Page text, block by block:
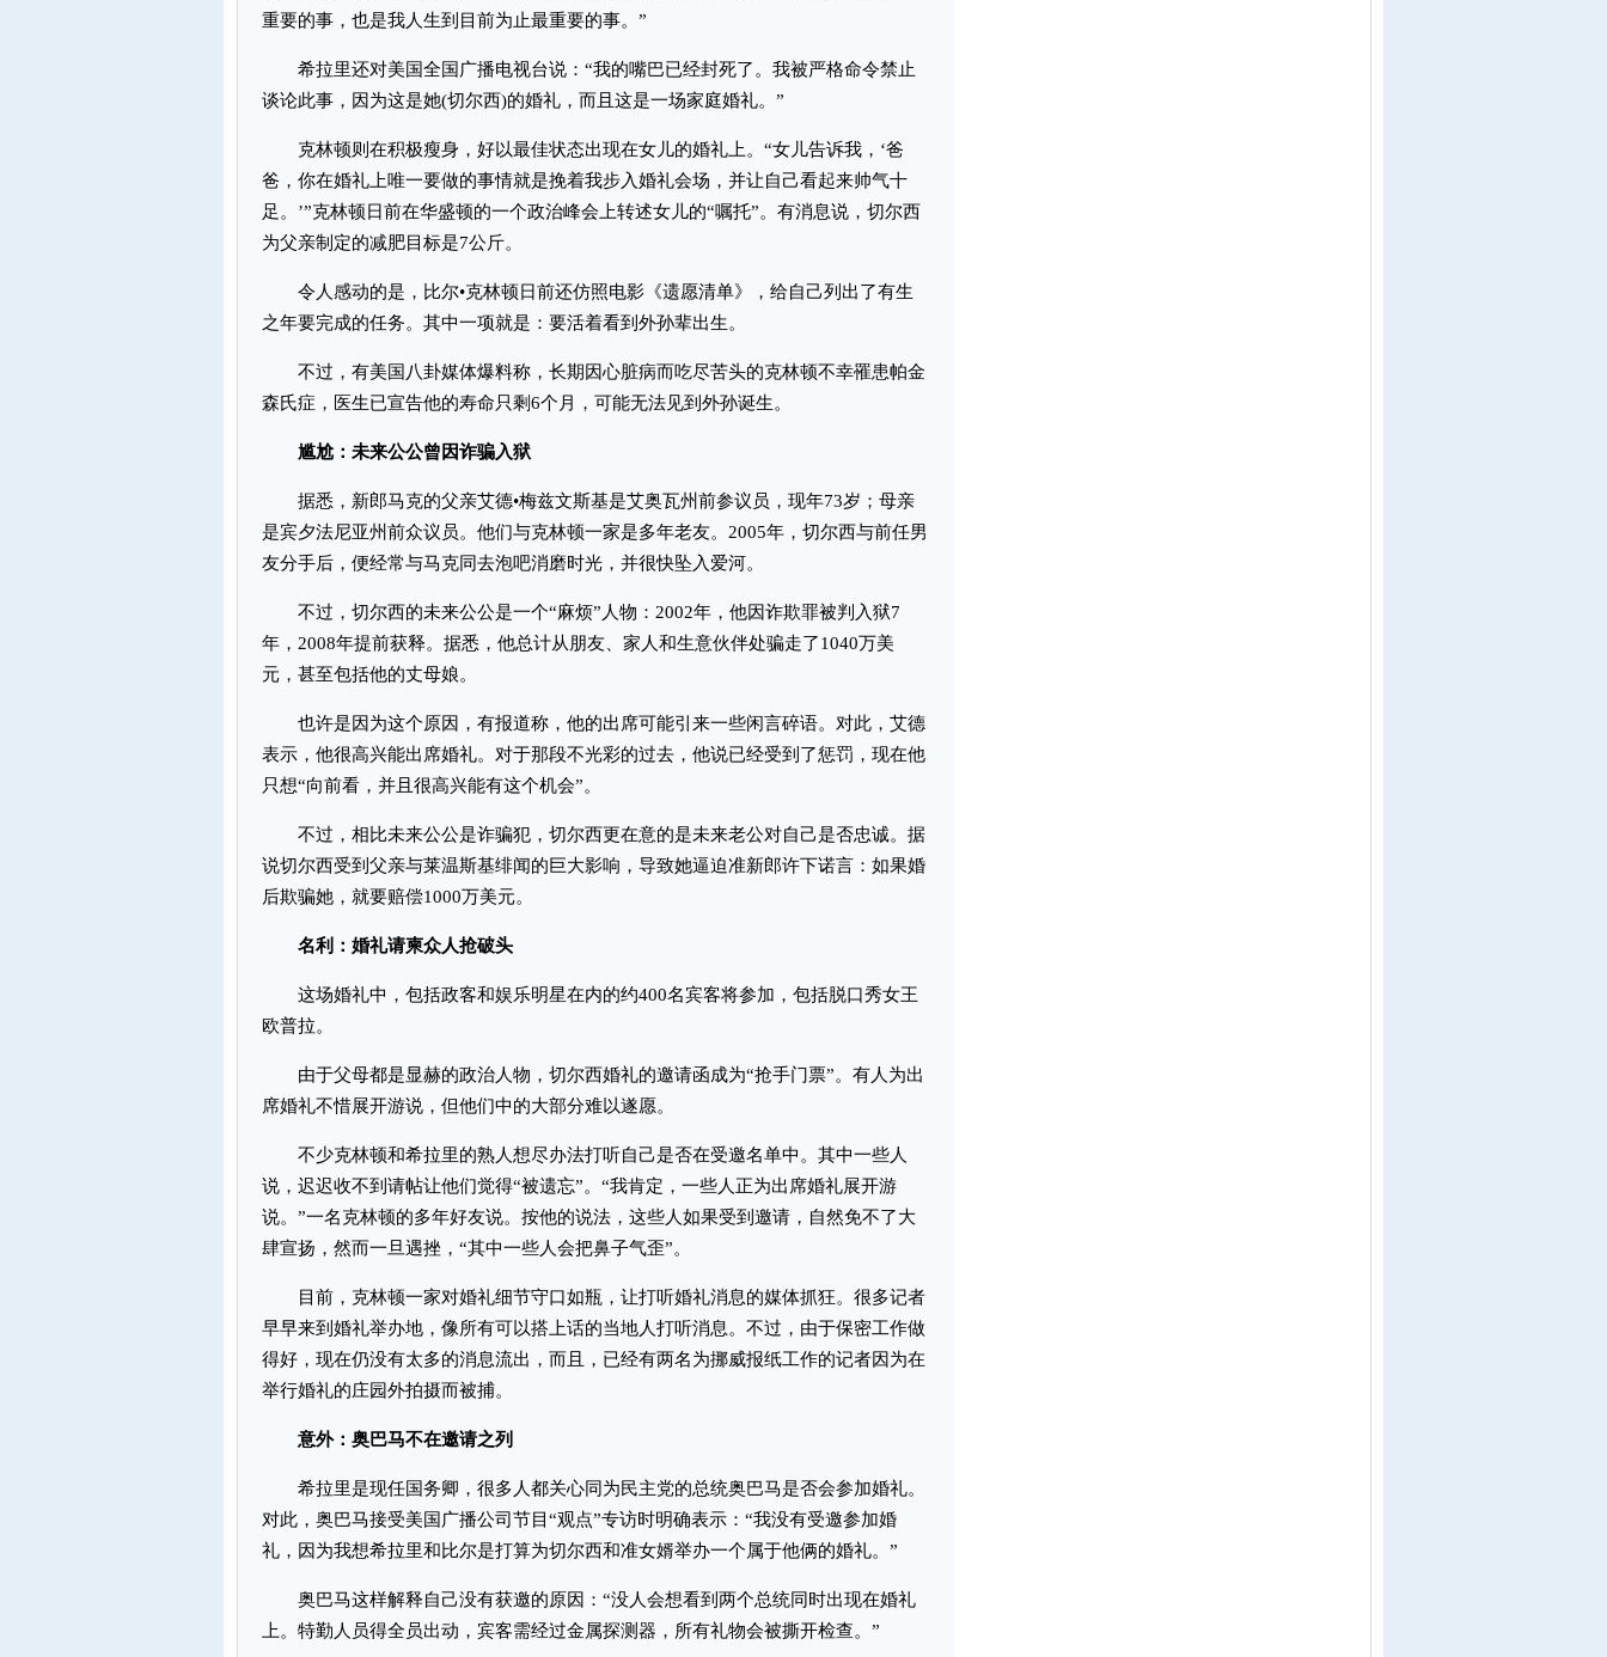
重要的事，也是我人生到目前为止最重要的事。”
希拉里还对美国全国广播电视台说：“我的嘴巴已经封死了。我被严格命令禁止
谈论此事，因为这是她(切尔西)的婚礼，而且这是一场家庭婚礼。”
克林顿则在积极瘦身，好以最佳状态出现在女儿的婚礼上。“女儿告诉我，‘爸
爸，你在婚礼上唯一要做的事情就是挽着我步入婚礼会场，并让自己看起来帅气十
足。’”克林顿日前在华盛顿的一个政治峰会上转述女儿的“嘱托”。有消息说，切尔西
为父亲制定的减肥目标是7公斤。
令人感动的是，比尔•克林顿日前还仿照电影《遗愿清单》，给自己列出了有生
之年要完成的任务。其中一项就是：要活着看到外孙辈出生。
不过，有美国八卦媒体爆料称，长期因心脏病而吃尽苦头的克林顿不幸罹患帕金
森氏症，医生已宣告他的寿命只剩6个月，可能无法见到外孙诞生。
尴尬：未来公公曾因诈骗入狱
据悉，新郎马克的父亲艾德•梅兹文斯基是艾奥瓦州前参议员，现年73岁；母亲
是宾夕法尼亚州前众议员。他们与克林顿一家是多年老友。2005年，切尔西与前任男
友分手后，便经常与马克同去泡吧消磨时光，并很快坠入爱河。
不过，切尔西的未来公公是一个“麻烦”人物：2002年，他因诈欺罪被判入狱7
年，2008年提前获释。据悉，他总计从朋友、家人和生意伙伴处骗走了1040万美
元，甚至包括他的丈母娘。
也许是因为这个原因，有报道称，他的出席可能引来一些闲言碎语。对此，艾德
表示，他很高兴能出席婚礼。对于那段不光彩的过去，他说已经受到了惩罚，现在他
只想“向前看，并且很高兴能有这个机会”。
不过，相比未来公公是诈骗犯，切尔西更在意的是未来老公对自己是否忠诚。据
说切尔西受到父亲与莱温斯基绯闻的巨大影响，导致她逼迫准新郎许下诺言：如果婚
后欺骗她，就要赔偿1000万美元。
名利：婚礼请柬众人抢破头
这场婚礼中，包括政客和娱乐明星在内的约400名宾客将参加，包括脱口秀女王
欧普拉。
由于父母都是显赫的政治人物，切尔西婚礼的邀请函成为“抢手门票”。有人为出
席婚礼不惜展开游说，但他们中的大部分难以遂愿。
不少克林顿和希拉里的熟人想尽办法打听自己是否在受邀名单中。其中一些人
说，迟迟收不到请帖让他们觉得“被遗忘”。“我肯定，一些人正为出席婚礼展开游
说。”一名克林顿的多年好友说。按他的说法，这些人如果受到邀请，自然免不了大
肆宣扬，然而一旦遇挫，“其中一些人会把鼻子气歪”。
目前，克林顿一家对婚礼细节守口如瓶，让打听婚礼消息的媒体抓狂。很多记者
早早来到婚礼举办地，像所有可以搭上话的当地人打听消息。不过，由于保密工作做
得好，现在仍没有太多的消息流出，而且，已经有两名为挪威报纸工作的记者因为在
举行婚礼的庄园外拍摄而被捕。
意外：奥巴马不在邀请之列
希拉里是现任国务卿，很多人都关心同为民主党的总统奥巴马是否会参加婚礼。
对此，奥巴马接受美国广播公司节目“观点”专访时明确表示：“我没有受邀参加婚
礼，因为我想希拉里和比尔是打算为切尔西和准女婿举办一个属于他俩的婚礼。”
奥巴马这样解释自己没有获邀的原因：“没人会想看到两个总统同时出现在婚礼
上。特勤人员得全员出动，宾客需经过金属探测器，所有礼物会被撕开检查。”